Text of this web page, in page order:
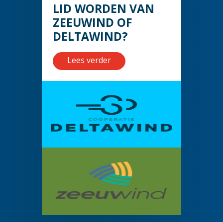
LID WORDEN VAN
ZEEUWIND OF
DELTAWIND?
Lees verder